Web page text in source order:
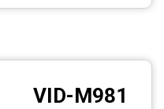
VID-M981